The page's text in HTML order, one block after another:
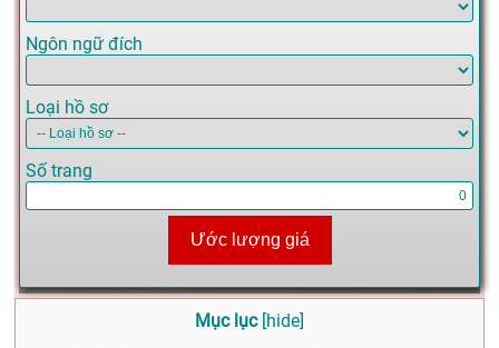
Ngôn ngữ đích
Loại hồ sơ
Số trang
Ước lượng giá
Mục lục [hide]